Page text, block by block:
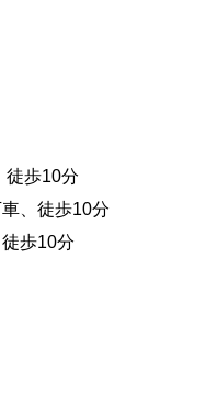
徒歩10分
、徒歩10分
歩10分